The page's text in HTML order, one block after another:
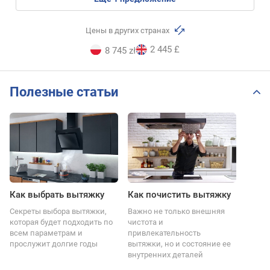
Цены в других странах
8 745 zł 2 445 £
Полезные статьи
Как выбрать вытяжку
Секреты выбора вытяжки,
которая будет подходить по
всем параметрам и
прослужит долгие годы
Как почистить вытяжку
Важно не только внешняя
чистота и
привлекательность
вытяжки, но и состояние ее
внутренних деталей